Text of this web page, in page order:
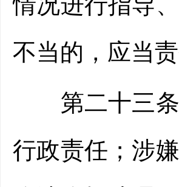
不当的，应当
第二十三条
行政责任；涉